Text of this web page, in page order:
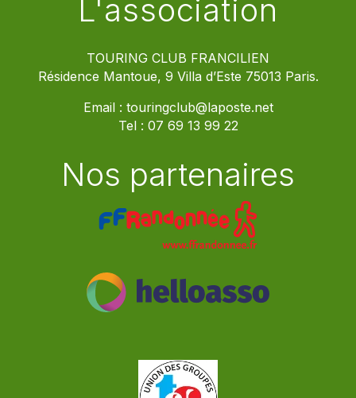
L'association
TOURING CLUB FRANCILIEN
Résidence Mantoue, 9 Villa d’Este 75013 Paris.
Email : touringclub@laposte.net
Tel : 07 69 13 99 22
Nos partenaires